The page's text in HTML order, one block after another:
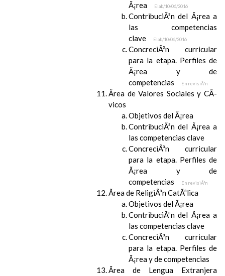
Ã¡rea
Elab/10/06/2016
ContribuciÃ³n del Ã¡rea a
las competencias
clave
Elab/10/06/2016
ConcreciÃ³n curricular
para la etapa. Perfiles de
Ã¡rea y de
competencias
En revisiÃ³n
Ãrea de Valores Sociales y CÃ­
vicos
Objetivos del Ã¡rea
ContribuciÃ³n del Ã¡rea a
las competencias clave
ConcreciÃ³n curricular
para la etapa. Perfiles de
Ã¡rea y de
competencias
En revisiÃ³n
Ãrea de ReligiÃ³n CatÃ³lica
Objetivos del Ã¡rea
ContribuciÃ³n del Ã¡rea a
las competencias clave
ConcreciÃ³n curricular
para la etapa. Perfiles de
Ã¡rea y de competencias
Ãrea de Lengua Extranjera